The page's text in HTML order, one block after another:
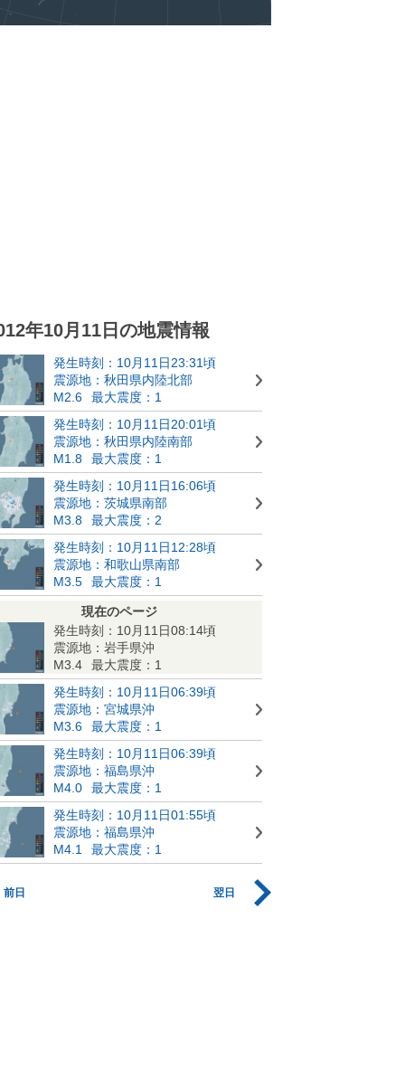
年10月11日の地震情報
発生時刻：10月11日23:31頃
震源地：秋田県内陸北部
M2.6
最大震度：1
発生時刻：10月11日20:01頃
震源地：秋田県内陸南部
M1.8
最大震度：1
発生時刻：10月11日16:06頃
震源地：茨城県南部
M3.8
最大震度：2
発生時刻：10月11日12:28頃
震源地：和歌山県南部
M3.5
最大震度：1
現在のページ
発生時刻：10月11日08:14頃
震源地：岩手県沖
M3.4
最大震度：1
発生時刻：10月11日06:39頃
震源地：宮城県沖
M3.6
最大震度：1
発生時刻：10月11日06:39頃
震源地：福島県沖
M4.0
最大震度：1
発生時刻：10月11日01:55頃
震源地：福島県沖
M4.1
最大震度：1
前日 翌日